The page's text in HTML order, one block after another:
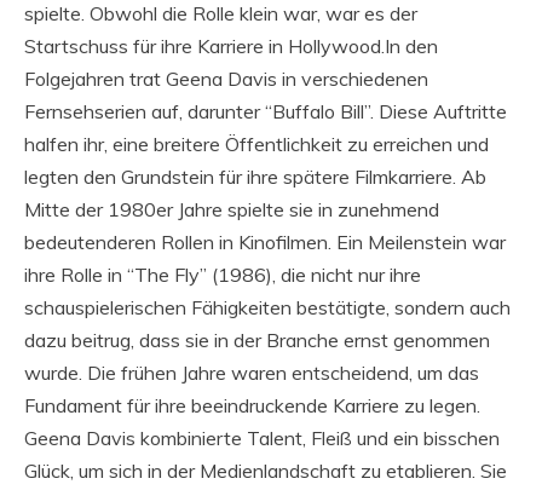
spielte. Obwohl die Rolle klein war, war es der
Startschuss für ihre Karriere in Hollywood.In den
Folgejahren trat Geena Davis in verschiedenen
Fernsehserien auf, darunter “Buffalo Bill”. Diese Auftritte
halfen ihr, eine breitere Öffentlichkeit zu erreichen und
legten den Grundstein für ihre spätere Filmkarriere. Ab
Mitte der 1980er Jahre spielte sie in zunehmend
bedeutenderen Rollen in Kinofilmen. Ein Meilenstein war
ihre Rolle in “The Fly” (1986), die nicht nur ihre
schauspielerischen Fähigkeiten bestätigte, sondern auch
dazu beitrug, dass sie in der Branche ernst genommen
wurde. Die frühen Jahre waren entscheidend, um das
Fundament für ihre beeindruckende Karriere zu legen.
Geena Davis kombinierte Talent, Fleiß und ein bisschen
Glück, um sich in der Medienlandschaft zu etablieren. Sie